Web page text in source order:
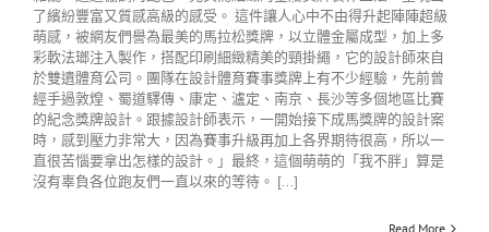
了繽紛豐富又質感高級的感受。 這件讓人心中不由得升起陣陣超級
萌感，被網友們譽為最美的馬拉松獎牌，以立體金屬成型，加上多
彩軟法瑯注入製作，搭配印刷細緻精美的頸掛繩，它的設計師來自
於雙遺體育公司。團隊在設計體育賽事獎牌上有不少經驗，先前曾
經手過敦煌、蜀道驛傳、康定、瀘定、南京、長沙等多個地區比賽
的紀念獎牌設計。跟據設計師表示，一開始接下成馬獎牌的設計案
時，感到壓力非常大，因為賽事升級再加上各界期待很高，所以一
直很苦惱要拿出怎樣的設計。」最終，這個萌萌的「我不胖」算是
沒有辜負各位跑友們一直以來的等待。 [...]
Read More